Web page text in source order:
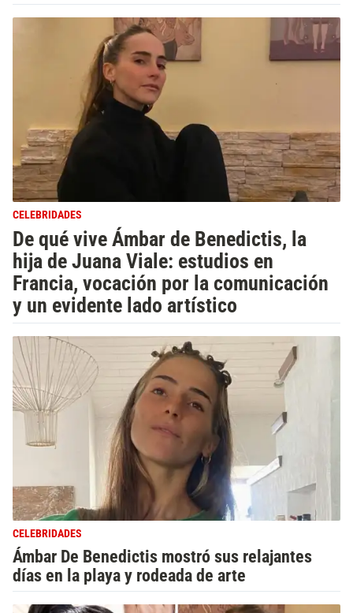
CELEBRIDADES
De qué vive Ámbar de Benedictis, la
hija de Juana Viale: estudios en
Francia, vocación por la comunicación
y un evidente lado artístico
CELEBRIDADES
Ámbar De Benedictis mostró sus relajantes
días en la playa y rodeada de arte